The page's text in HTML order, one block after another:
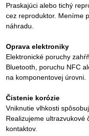
Praskajúci alebo tichý
cez reproduktor. Meníme
náhradu.
Oprava elektroniky
Elektronické poruchy
Bluetooth, poruchu NFC
na komponentovej úrovni.
Čistenie korózie
Vniknutie vlhkosti
Realizujeme ultrazvukové
kontaktov.